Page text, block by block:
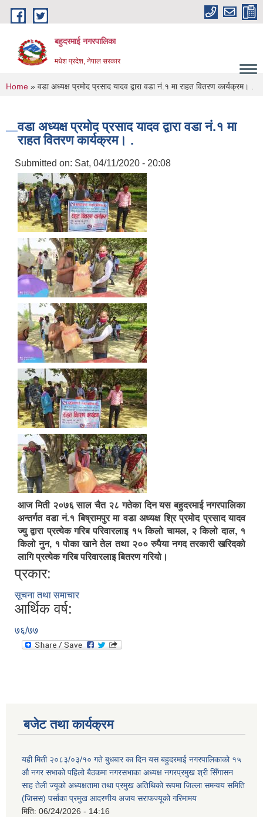
Skip to main content
बहुदरमाई नगरपालिका
मधेश प्रदेश, नेपाल सरकार
You are here
Home » वडा अध्यक्ष प्रमोद प्रसाद यादव द्वारा वडा नं.१ मा राहत वितरण कार्यक्रम। .
वडा अध्यक्ष प्रमोद प्रसाद यादव द्वारा वडा नं.१ मा
राहत वितरण कार्यक्रम। .
Submitted on: Sat, 04/11/2020 - 20:08
आज मिती २०७६ साल चैत २८ गतेका दिन यस बहुदरमाई नगरपालिका
अन्तर्गत वडा नं.१ बिष्रामपुर मा वडा अध्यक्ष श्रि प्रमोद प्रसाद यादव
ज्यु द्वारा प्रत्येक गरिब परिवारलाइ १५ किलो चामल, २ किलो दाल, १
किलो नुन, १ पोका खाने तेल तथा २०० रुपैया नगद तरकारी खरिदको
लागि प्रत्येक गरिब परिवारलाइ बितरण गरियो।
प्रकार:
सूचना तथा समाचार
आर्थिक वर्ष:
७६/७७
बजेट तथा कार्यक्रम
यही मिती २०८३/०३/१० गते बुधबार का दिन यस बहुदरमाई नगरपालिकाको १५
औ नगर सभाको पहिलो बैठकमा नगरसभाका अध्यक्ष नगरप्रमुख श्री सिँगासन
साह तेली ज्यूको अध्यक्षतामा तथा प्रमुख अतिथिको रूपमा जिल्ला समन्वय समिति
(जिसस) पर्साका प्रमुख आदरणीय अजय सराफज्यूको गरिमामय
मिति: 06/24/2026 - 14:16